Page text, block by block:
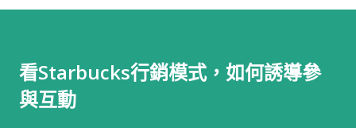
看Starbucks行銷模式，如何誘導參
與互動